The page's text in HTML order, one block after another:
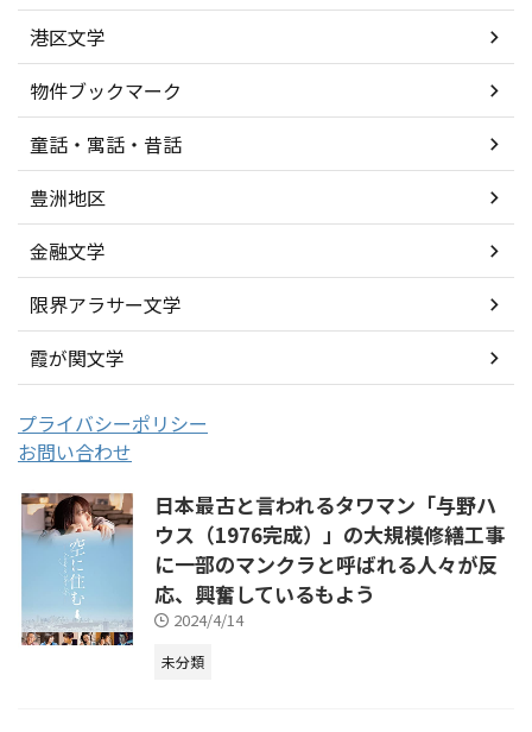
港区文学
物件ブックマーク
童話・寓話・昔話
豊洲地区
金融文学
限界アラサー文学
霞が関文学
プライバシーポリシー
お問い合わせ
日本最古と言われるタワマン「与野ハ
ウス（1976完成）」の大規模修繕工事
に一部のマンクラと呼ばれる人々が反
応、興奮しているもよう
2024/4/14
未分類